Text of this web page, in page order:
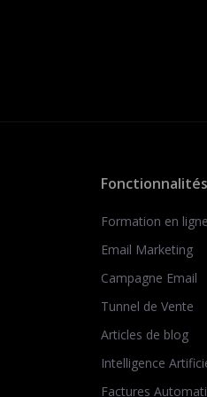
Fonctionnalités
Formation en ligne
Email Marketing
Campagne Email
Tunnel de Vente
Articles de blog
Intelligence
Factures